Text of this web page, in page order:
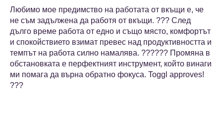
Любимо мое предимство на работата от вкъщи е, че
не съм задължена да работя от вкъщи. ??? След
дълго време работа от едно и също място, комфортът
и спокойствието взимат превес над продуктивността и
темпът на работа силно намалява. ?‍??‍??‍? Промяна в
обстановката е перфектният инструмент, който винаги
ми помага да върна обратно фокуса. Toggl approves!
???